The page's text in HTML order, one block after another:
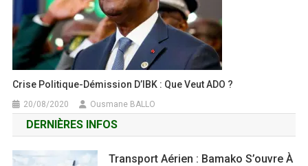
Crise Politique-Démission D’IBK : Que Veut ADO ?
20/08/2020 Ousmane BALLO
DERNIÈRES INFOS
Transport Aérien : Bamako S’ouvre À